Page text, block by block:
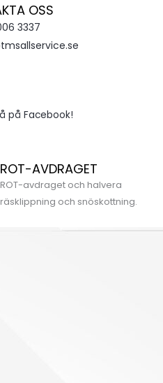
OSS
3337
på Facebook!
AVDRAGET
avdraget och halvera
och snöskottning.